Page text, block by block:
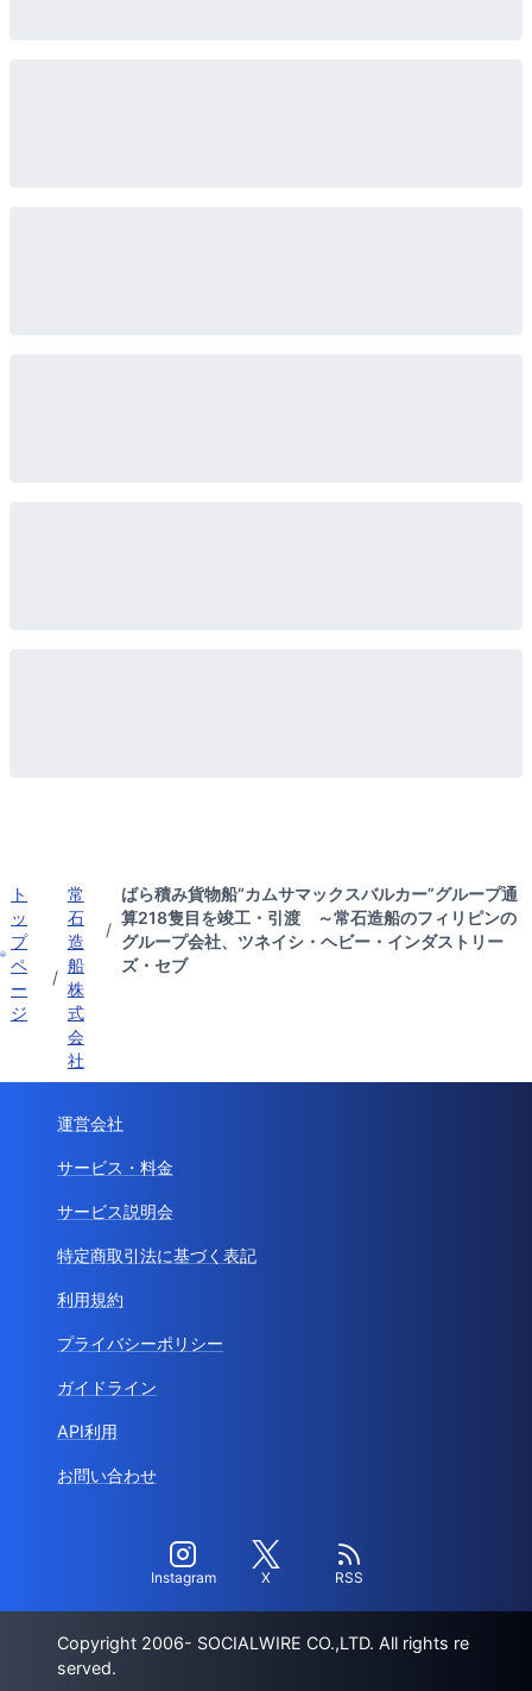
ト
ッ
プ
ペ
ー
ジ
/
常
石
造
船
株
式
会
社
/
ばら積み貨物船“カムサマックスバルカー”グループ通
算218隻目を竣工・引渡 ～常石造船のフィリピンの
グループ会社、ツネイシ・ヘビー・インダストリー
ズ・セブ
運営会社
サービス・料金
サービス説明会
特定商取引法に基づく表記
利用規約
プライバシーポリシー
ガイドライン
API利用
お問い合わせ
Instagram X RSS
Copyright 2006- SOCIALWIRE CO.,LTD. All rights re
served.